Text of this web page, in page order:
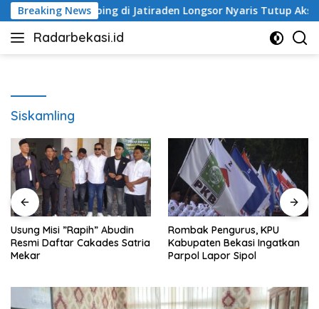
Langsung
ke
konten
Breaking News
Tebing di Jatiraden Longsor Nyaris Tutup Akses
Radarbekasi.id
Berita
Siskamling
Usung Misi ”Rapih” Abudin
Resmi Daftar Cakades Satria
Mekar
Rombak Pengurus, KPU
Kabupaten Bekasi Ingatkan
Parpol Lapor Sipol